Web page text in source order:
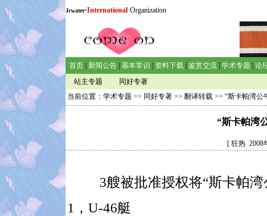
Jcwater·International·Organization
首页 新闻公告 基本常识 资料下载 鉴赏交流 学术专题
论
站主专题
同好专著
当前位置： 学术专题 >> 同好专著 >> 翻译转载 >> “斯卡帕湾公
“斯卡帕湾
[ 狂热 2008
3艘被批准授权将“斯卡帕
1 ， U-46艇